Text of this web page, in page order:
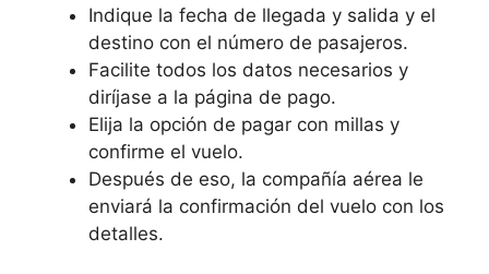
Indique la fecha de llegada y salida y el
destino con el número de pasajeros.
Facilite todos los datos necesarios y
diríjase a la página de pago.
Elija la opción de pagar con millas y
confirme el vuelo.
Después de eso, la compañía aérea le
enviará la confirmación del vuelo con los
detalles.